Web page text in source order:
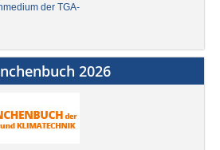
der TGA-
2026